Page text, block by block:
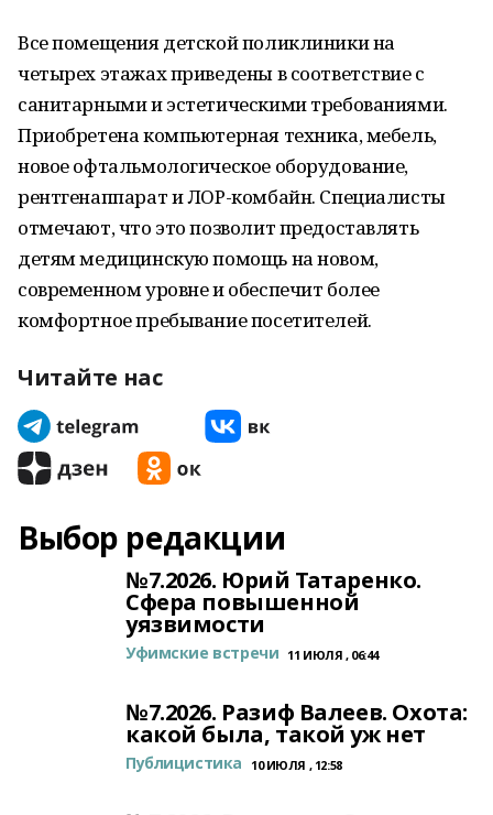
Все помещения детской поликлиники на
четырех этажах приведены в соответствие с
санитарными и эстетическими требованиями.
Приобретена компьютерная техника, мебель,
новое офтальмологическое оборудование,
рентгенаппарат и ЛОР-комбайн. Специалисты
отмечают, что это позволит предоставлять
детям медицинскую помощь на новом,
современном уровне и обеспечит более
комфортное пребывание посетителей.
Читайте нас
Выбор редакции
№7.2026. Юрий Татаренко.
Сфера повышенной
уязвимости
Уфимские встречи 11 ИЮЛЯ , 06:44
№7.2026. Разиф Валеев. Охота:
какой была, такой уж нет
Публицистика 10 ИЮЛЯ , 12:58